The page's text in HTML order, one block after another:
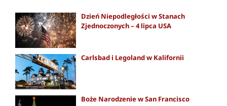
Dzień Niepodległości w Stanach
Zjednoczonych – 4 lipca USA
Carlsbad i Legoland w Kalifornii
Boże Narodzenie w San Francisco